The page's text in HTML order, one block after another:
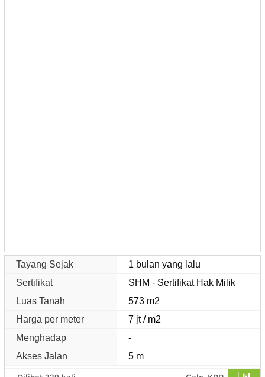
Tayang Sejak
1 bulan yang lalu
Sertifikat
SHM - Sertifikat Hak Milik
Luas Tanah
573 m2
Harga per meter
7 jt / m2
Menghadap
-
Akses Jalan
5 m